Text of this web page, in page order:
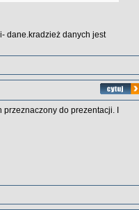
dane.kradzież danych jest
do prezentacji. I